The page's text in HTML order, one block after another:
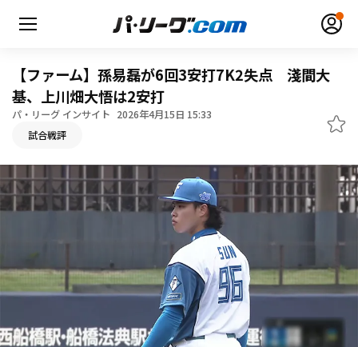
動画
日程・結果
順位表･成績
1軍公式戦
選手名鑑
【ファーム】孫易磊が6回3安打7K2失点 淺間大
基、上川畑大悟は2安打
パ・リーグ インサイト 2026年4月15日 15:33
試合戦評